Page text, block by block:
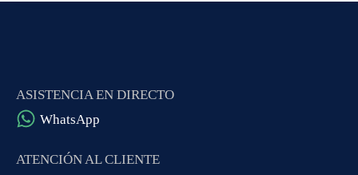
ASISTENCIA EN DIRECTO
WhatsApp
ATENCIÓN AL CLIENTE